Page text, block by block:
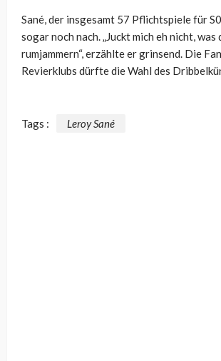
Sané, der insgesamt 57 Pflichtspiele für
sogar noch nach. „Juckt mich eh nicht, was
rumjammern“, erzählte er grinsend. Die
Revierklubs dürfte die Wahl des
Tags : Leroy Sané